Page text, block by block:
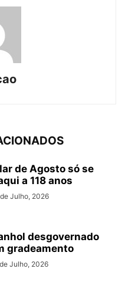
de Agosto só se
a 118 anos
Julho, 2026
desgovernado
gradeamento
Julho, 2026